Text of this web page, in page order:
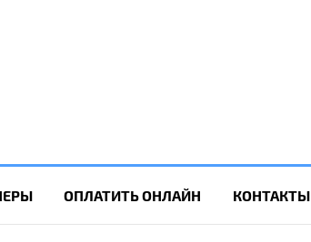
ОПЛАТИТЬ ОНЛАЙН КОНТАКТЫ